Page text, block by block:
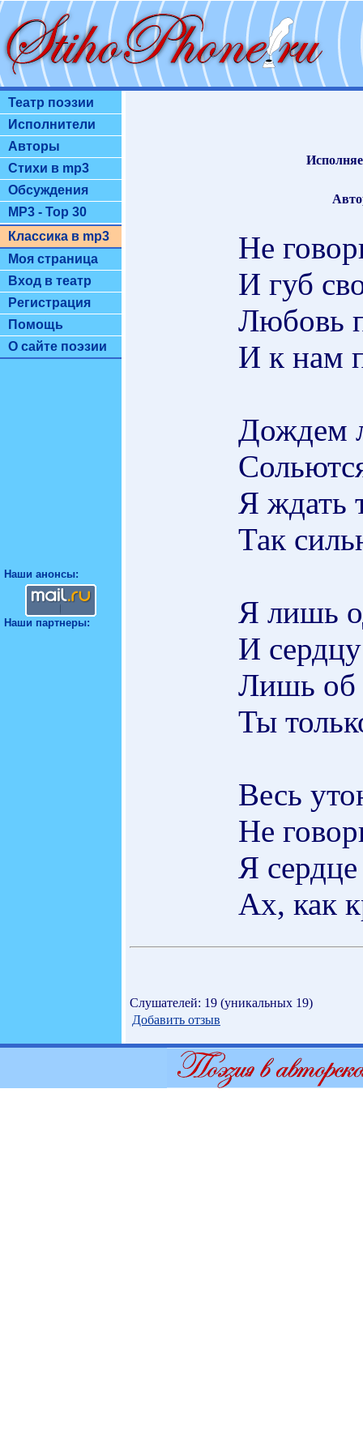
Театр поэзии
Исполнители
Авторы
Стихи в mp3
Обсуждения
MP3 - Top 30
Классика в mp3
Моя страница
Вход в театр
Регистрация
Помощь
О сайте поэзии
Наши анонсы:
Наши партнеры:
Не
И губ
Любовь
И к нам
Дождем
Я ждать
Так
Я лишь
И
Лишь об
Ты
Весь
Не
Я
Ах, как
Слушателей: 19 (уникальных 19)
Добавить отзыв